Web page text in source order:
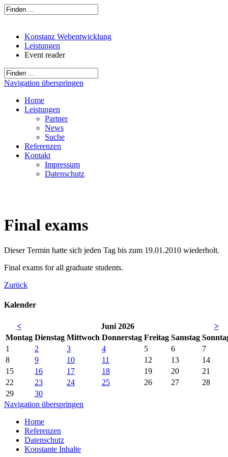
Konstanz Webentwicklung
Leistungen
Event reader
Navigation überspringen
Home
Leistungen
Partner
News
Suche
Referenzen
Kontakt
Impressum
Datenschutz
Final exams
Dieser Termin hatte sich jeden Tag bis zum 19.01.2010 wiederholt.
Final exams for all graduate students.
Zurück
Kalender
< Juni 2026
>
Montag Dienstag Mittwoch Donnerstag Freitag Samstag So
1
2 3 4 5 6
7
8
9 10 11 12 13
14
15
16 17 18 19 20
21
22
23 24 25 26 27
28
29
30
Navigation überspringen
Home
Referenzen
Datenschutz
Konstante Inhalte